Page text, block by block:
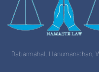
Babarmahal, Hanumansthan,